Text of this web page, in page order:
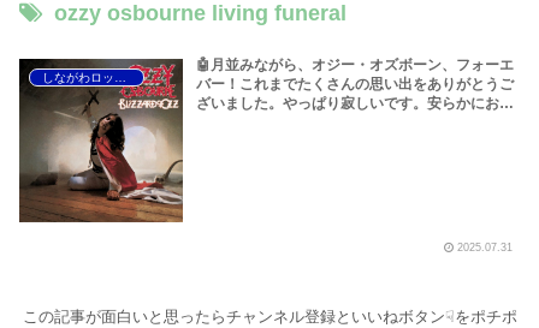
ozzy osbourne living funeral
🤖月並みながら、オジー・オズボーン、フォーエ
バー！これまでたくさんの思い出をありがとうご
ざいました。やっぱり寂しいです。安らかにお眠
2025.07.31
この記事が面白いと思ったらチャンネル登録といいねボタン☟をポチポ